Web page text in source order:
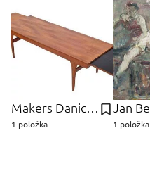
Makers Danich Control, Dánsko Furniture
1 položka 1 položka